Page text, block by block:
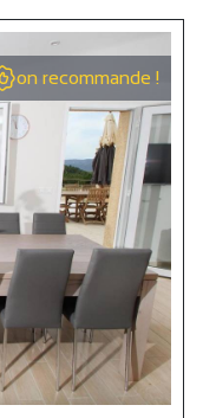
on recommande !